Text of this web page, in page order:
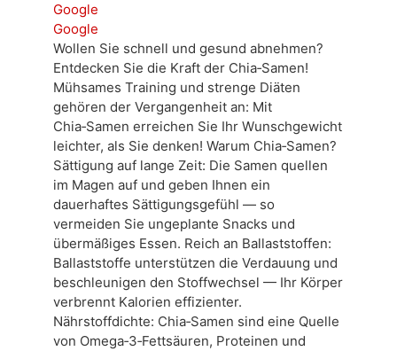
Google
Google
Wollen Sie schnell und gesund abnehmen?
Entdecken Sie die Kraft der Chia‑Samen!
Mühsames Training und strenge Diäten
gehören der Vergangenheit an: Mit
Chia‑Samen erreichen Sie Ihr Wunschgewicht
leichter, als Sie denken! Warum Chia‑Samen?
Sättigung auf lange Zeit: Die Samen quellen
im Magen auf und geben Ihnen ein
dauerhaftes Sättigungsgefühl — so
vermeiden Sie ungeplante Snacks und
übermäßiges Essen. Reich an Ballaststoffen:
Ballaststoffe unterstützen die Verdauung und
beschleunigen den Stoffwechsel — Ihr Körper
verbrennt Kalorien effizienter.
Nährstoffdichte: Chia‑Samen sind eine Quelle
von Omega‑3‑Fettsäuren, Proteinen und